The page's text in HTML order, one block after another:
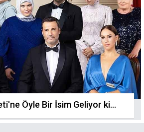
Öyle Bir İsim Geliyor ki...